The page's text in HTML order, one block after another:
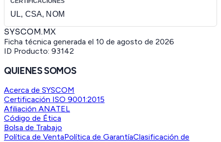
UL, CSA, NOM
SYSCOM.MX
Ficha técnica generada el 10 de agosto de 2026
ID Producto: 93142
QUIENES SOMOS
Acerca de SYSCOM
Certificación ISO 9001:2015
Afiliación ANATEL
Código de Ética
Bolsa de Trabajo
Política de VentaPolítica de GarantíaClasificación de